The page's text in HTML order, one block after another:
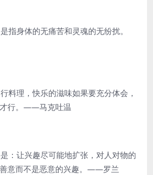
指身体的无痛苦和灵魂的无纷扰。
料理，快乐的滋味如果要充分体会，
行。——马克吐温
：让兴趣尽可能地扩张，对人对物的
意而不是恶意的兴趣。——罗兰